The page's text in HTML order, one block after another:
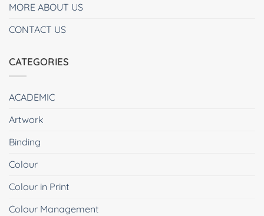
MORE ABOUT US
CONTACT US
CATEGORIES
ACADEMIC
Artwork
Binding
Colour
Colour in Print
Colour Management